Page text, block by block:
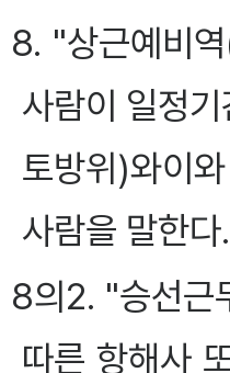
8. "상근예비
사람이 일정
토방위)와이
사람을 말한다.
8의2. "승선근
따른 항해사